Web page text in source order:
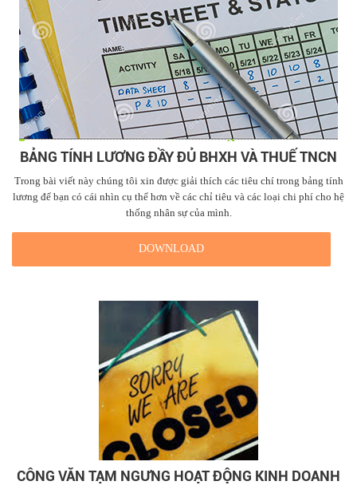
BẢNG TÍNH LƯƠNG ĐẦY ĐỦ BHXH VÀ THUẾ TNCN
Trong bài viết này chúng tôi xin được giải thích các tiêu chí trong bảng tính
lương để bạn có cái nhìn cụ thể hơn về các chỉ tiêu và các loại chi phí cho hệ
thống nhân sự của mình.
DOWNLOAD
CÔNG VĂN TẠM NGƯNG HOẠT ĐỘNG KINH DOANH